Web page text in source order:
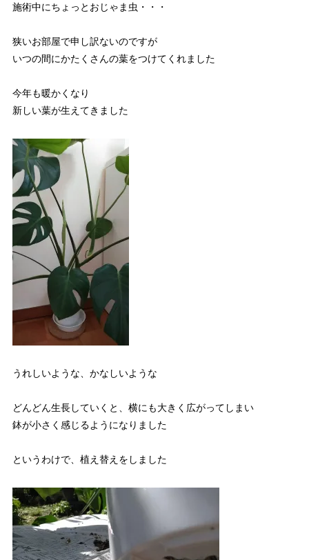
施術中にちょっとおじゃま虫・・・
狭いお部屋で申し訳ないのですが
いつの間にかたくさんの葉をつけてくれました
今年も暖かくなり
新しい葉が生えてきました
うれしいような、かなしいような
どんどん生長していくと、横にも大きく広がってしまい
鉢が小さく感じるようになりました
というわけで、植え替えをしました